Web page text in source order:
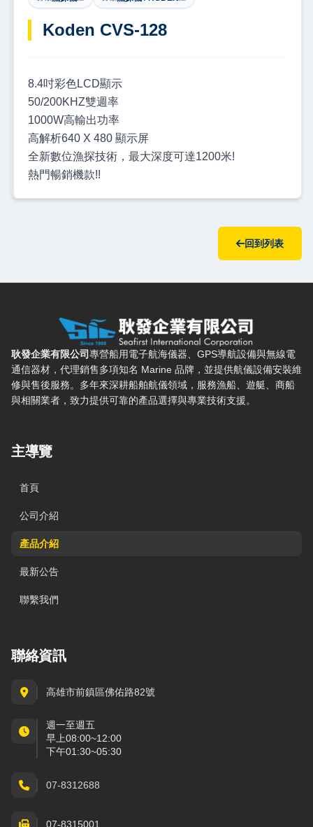
Koden CVS-128
8.4吋彩色LCD顯示
50/200KHZ雙週率
1000W高輸出功率
高解析640 X 480 顯示屏
全新數位漁探技術，最大深度可達1200米!
熱門暢銷機款!!
回到列表
耿發企業有限公司 — 網站概要、主導覽與聯絡方式
耿發企業有限公司專營船用電子航海儀器、GPS導航設備與無線電
通信器材，代理銷售多項知名 Marine 品牌，並提供航儀設備安裝維
修與售後服務。多年來深耕船舶航儀領域，服務漁船、遊艇、商船
與相關業者，致力提供可靠的產品選擇與專業技術支援。
主導覽
首頁
公司介紹
產品介紹
最新公告
聯繫我們
聯絡資訊
高雄市前鎮區佛佑路82號
週一至週五
早上08:00~12:00
下午01:30~05:30
07-8312688
07-8315001